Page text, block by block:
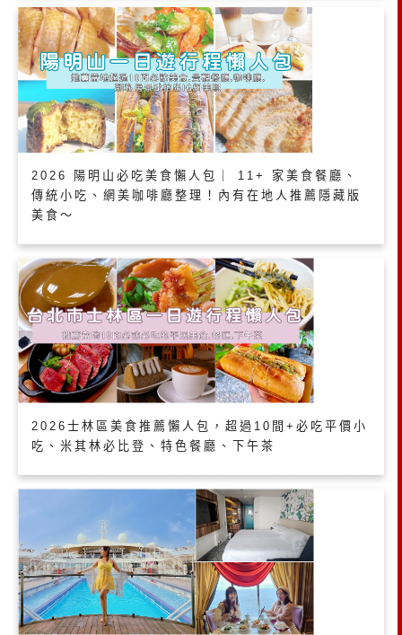
2026 陽明山必吃美食懶人包｜ 11+ 家美食餐廳、
傳統小吃、網美咖啡廳整理！內有在地人推薦隱藏版
美食～
2026士林區美食推薦懶人包，超過10間+必吃平價小
吃、米其林必比登、特色餐廳、下午茶